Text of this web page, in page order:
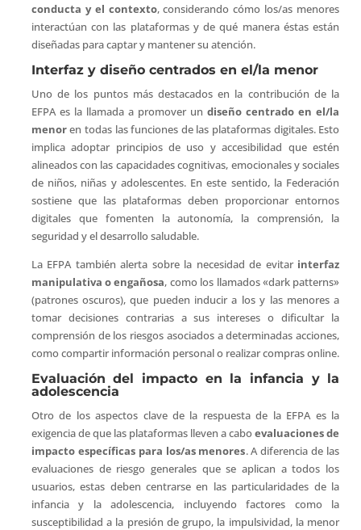
conducta y el contexto, considerando cómo los/as menores
interactúan con las plataformas y de qué manera éstas están
diseñadas para captar y mantener su atención.
Interfaz y diseño centrados en el/la menor
Uno de los puntos más destacados en la contribución de la
EFPA es la llamada a promover undiseño centrado en el/la
menoren todas las funciones de las plataformas digitales. Esto
implica adoptar principios de uso y accesibilidad que estén
alineados con las capacidades cognitivas, emocionales y sociales
de niños, niñas y adolescentes. En este sentido, la Federación
sostiene que las plataformas deben proporcionar entornos
digitales que fomenten la autonomía, la comprensión, la
seguridad y el desarrollo saludable.
La EFPA también alerta sobre la necesidad de evitar interfaz
manipulativa o engañosa, como los llamados «dark patterns»
(patrones oscuros), que pueden inducir a los y las menores a
tomar decisiones contrarias a sus intereses o dificultar la
comprensión de los riesgos asociados a determinadas acciones,
como compartir información personal o realizar compras online.
Evaluación del impacto en la infancia y la
adolescencia
Otro de los aspectos clave de la respuesta de la EFPA es la
exigencia de que las plataformas lleven a caboevaluaciones de
impacto específicas para los/as menores. A diferencia de las
evaluaciones de riesgo generales que se aplican a todos los
usuarios, estas deben centrarse en las particularidades de la
infancia y la adolescencia, incluyendo factores como la
susceptibilidad a la presión de grupo, la impulsividad, la menor